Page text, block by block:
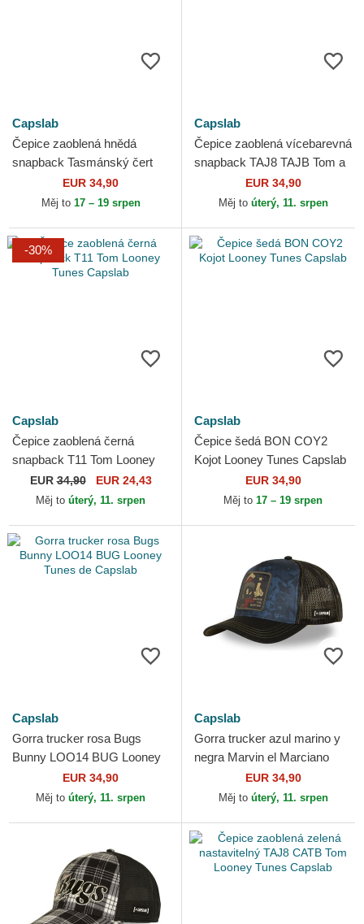
Capslab
Čepice zaoblená hnědá
snapback Tasmánský čert
Looney Tunes Capslab
EUR 34,90
Měj to 17 – 19 srpen
Capslab
Čepice zaoblená vícebarevná
snapback TAJ8 TAJB Tom a
Jerry Looney Tunes Capslab
EUR 34,90
Měj to úterý, 11. srpen
-30%
Capslab
Čepice zaoblená černá
snapback T11 Tom Looney
Tunes Capslab
EUR34,90 EUR 24,43
Měj to úterý, 11. srpen
Capslab
Čepice šedá BON COY2
Kojot Looney Tunes Capslab
EUR 34,90
Měj to 17 – 19 srpen
Capslab
Gorra trucker rosa Bugs
Bunny LOO14 BUG Looney
Tunes de Capslab
EUR 34,90
Měj to úterý, 11. srpen
Capslab
Gorra trucker azul marino y
negra Marvin el Marciano
LOO14 MAR Looney Tunes
de Capslab
EUR 34,90
Měj to úterý, 11. srpen